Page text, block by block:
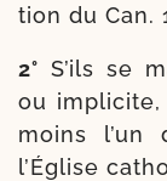
tion du Can.
2° S’ils se
ou
moins l’un
l’Église